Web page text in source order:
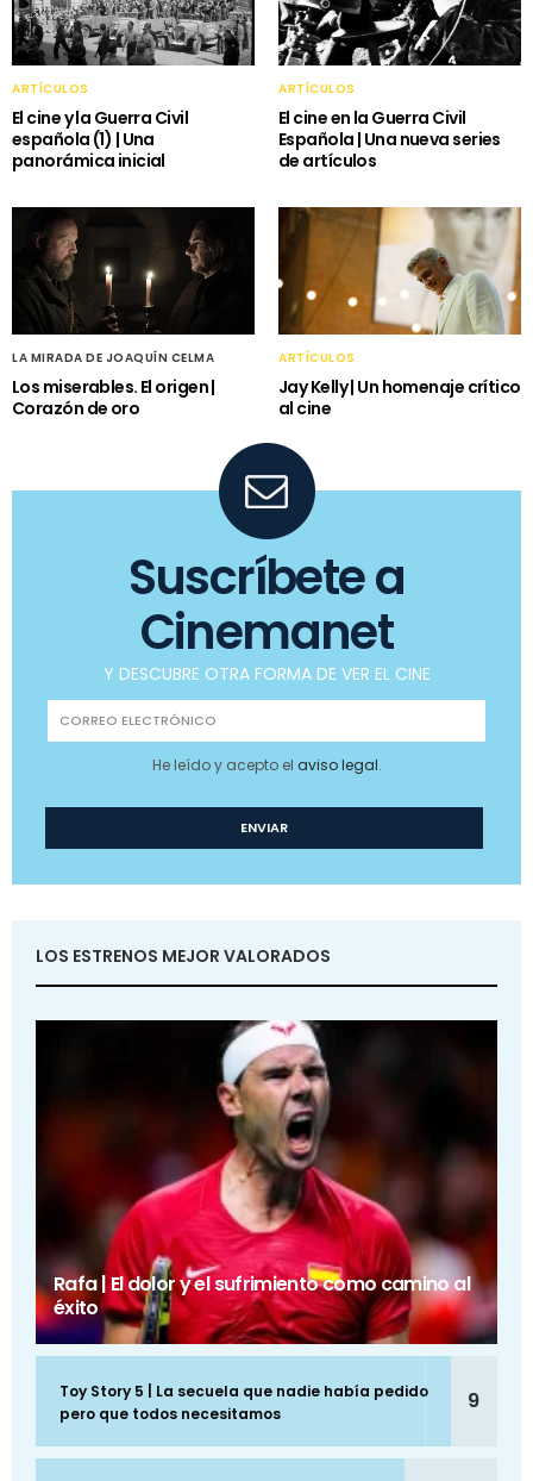
ARTÍCULOS
El cine y la Guerra Civil
española (1) | Una
panorámica inicial
ARTÍCULOS
El cine en la Guerra Civil
Española | Una nueva series
de artículos
LA MIRADA DE JOAQUÍN CELMA
Los miserables. El origen |
Corazón de oro
ARTÍCULOS
Jay Kelly | Un homenaje crítico
al cine
Suscríbete a
Cinemanet
Y DESCUBRE OTRA FORMA DE VER EL CINE
He leído y acepto el aviso legal.
LOS ESTRENOS MEJOR VALORADOS
Rafa | El dolor y el sufrimiento como camino al
éxito
Toy Story 5 | La secuela que nadie había pedido
pero que todos necesitamos
9